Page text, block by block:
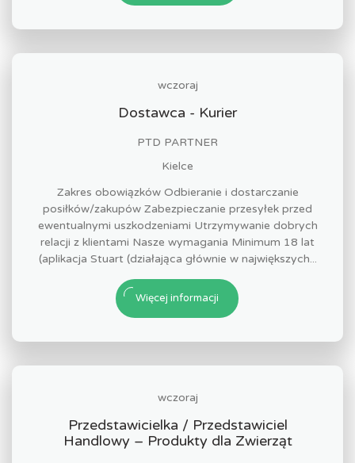
wczoraj
Dostawca - Kurier
PTD PARTNER
Kielce
Zakres obowiązków Odbieranie i dostarczanie
posiłków/zakupów Zabezpieczanie przesyłek przed
ewentualnymi uszkodzeniami Utrzymywanie dobrych
relacji z klientami Nasze wymagania Minimum 18 lat
(aplikacja Stuart (działająca głównie w największych...
Więcej informacji
wczoraj
Przedstawicielka / Przedstawiciel
Handlowy – Produkty dla Zwierząt